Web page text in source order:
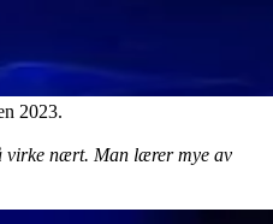
2023.
virke nært. Man lærer mye av